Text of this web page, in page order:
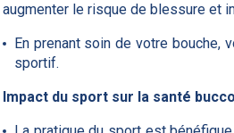
augmenter le risque de blessure et
En prenant soin de votre bouche,
sportif.
Impact du sport sur la santé